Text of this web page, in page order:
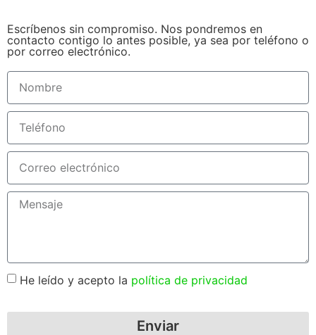
Escríbenos sin compromiso. Nos pondremos en
contacto contigo lo antes posible, ya sea por teléfono o
por correo electrónico.
He leído y acepto la política de privacidad
Enviar